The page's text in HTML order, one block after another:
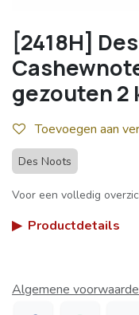
[2418H]
gezouten 2
Toevoegen aan
Des Noots
Voor een volledig
▶ Productdetails
Algemene